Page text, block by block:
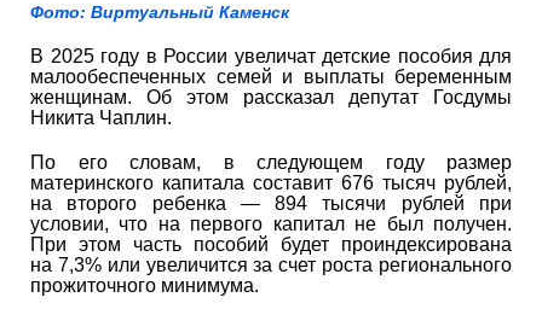
Фото: Виртуальный Каменск
В 2025 году в России увеличат детские пособия для
малообеспеченных семей и выплаты беременным
женщинам. Об этом рассказал депутат Госдумы
Никита Чаплин.
По его словам, в следующем году размер
материнского капитала составит 676 тысяч рублей,
на второго ребенка — 894 тысячи рублей при
условии, что на первого капитал не был получен.
При этом часть пособий будет проиндексирована
на 7,3% или увеличится за счет роста регионального
прожиточного минимума.